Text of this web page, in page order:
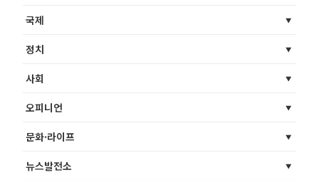
국제
정치
사회
오피니언
문화·라이프
뉴스발전소